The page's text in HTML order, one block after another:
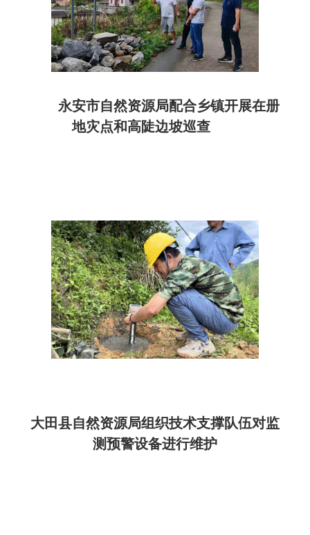
永安市自然资源局配合乡镇开展在册
地灾点和高陡边坡巡查
大田县自然资源局组织技术支撑队伍对监
测预警设备进行维护